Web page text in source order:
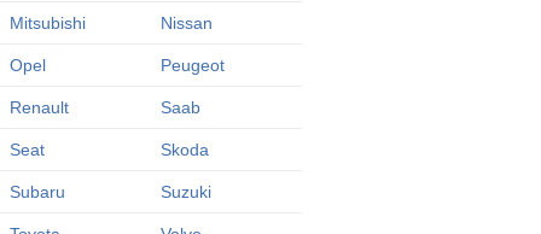
Mitsubishi Nissan
Opel Peugeot
Renault Saab
Seat Skoda
Subaru Suzuki